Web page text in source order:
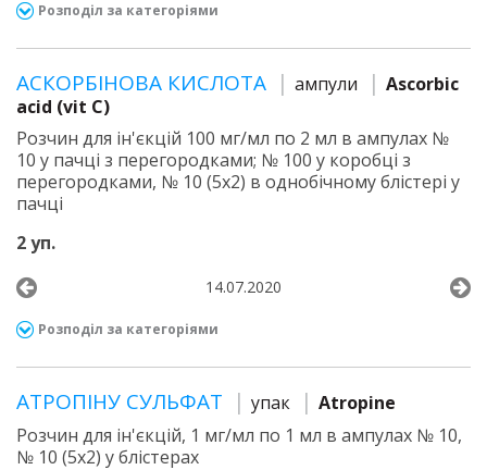
Розподіл за категоріями
АСКОРБІНОВА КИСЛОТА ампули
Ascorbic
acid (vit C)
Розчин для ін'єкцій 100 мг/мл по 2 мл в ампулах №
10 у пачці з перегородками; № 100 у коробці з
перегородками, № 10 (5х2) в однобічному блістері у
пачці
2 уп.
14.07.2020
Розподіл за категоріями
АТРОПІНУ СУЛЬФАТ упак
Atropine
Розчин для ін'єкцій, 1 мг/мл по 1 мл в ампулах № 10,
№ 10 (5х2) у блістерах